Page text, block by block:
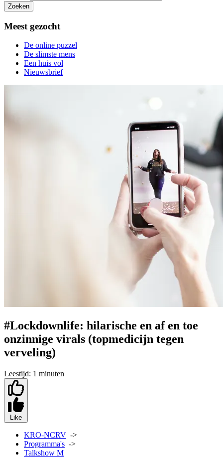
Zoeken
Meest gezocht
De online puzzel
De slimste mens
Een huis vol
Nieuwsbrief
#Lockdownlife: hilarische en af en toe
onzinnige virals (topmedicijn tegen
verveling)
Leestijd: 1 minuten
Like
KRO-NCRV ->
Programma's ->
Talkshow M